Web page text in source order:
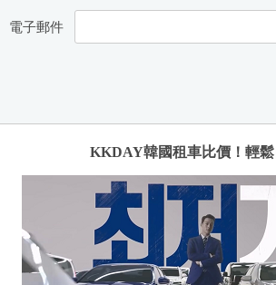
電子郵件
KKDAY韓國租車比價！輕